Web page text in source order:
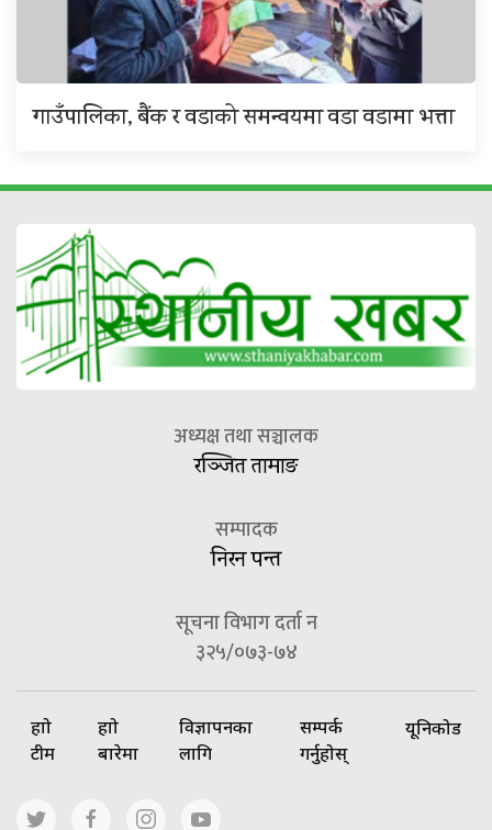
गाउँपालिका, बैंक र वडाको समन्वयमा वडा वडामा भत्ता
अध्यक्ष तथा सञ्चालक
रञ्जित तामाङ
सम्पादक
निरन पन्त
सूचना विभाग दर्ता न
३२५/०७३-७४
हाम्रो
टीम
हाम्रो
बारेमा
विज्ञापनका
लागि
सम्पर्क
गर्नुहोस्
यूनिकोड